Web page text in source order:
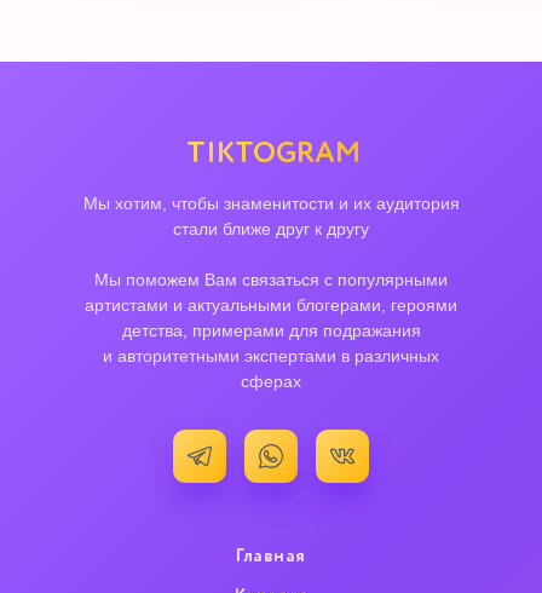
Мы хотим, чтобы знаменитости и их аудитория
стали ближе друг к другу
Мы поможем Вам связаться с популярными
артистами и актуальными блогерами, героями
детства, примерами для подражания
и авторитетными экспертами в различных
сферах
TIKTOGRAM
Главная